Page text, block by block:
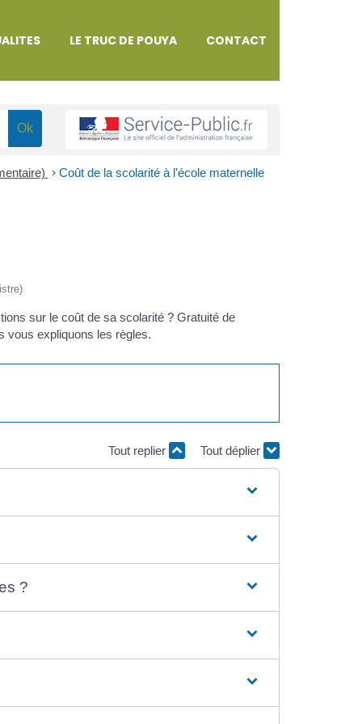
LE TRUC DE POUYA CONTACT
> Coût de la scolarité à l'école maternelle
sur le coût de sa scolarité ? Gratuité de
vous expliquons les règles.
Tout replier Tout déplier
?